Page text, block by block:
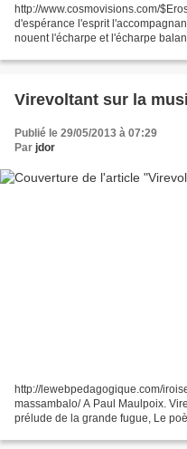
http://www.cosmovisions.com/
d'espérance l'esprit
nouent l'écharpe et l'écharpe
Virevoltant sur la
Publié le 29/05/2013 à 07:29
Par jdor
http://lewebpedagogique.com/
massambalo/ A Paul Maulpoix.
prélude de la grande fugue, Le